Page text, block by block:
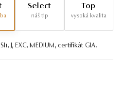
Select
náš tip
Top
vysoká kvalita
J, EXC, MEDIUM, certifikát GIA.